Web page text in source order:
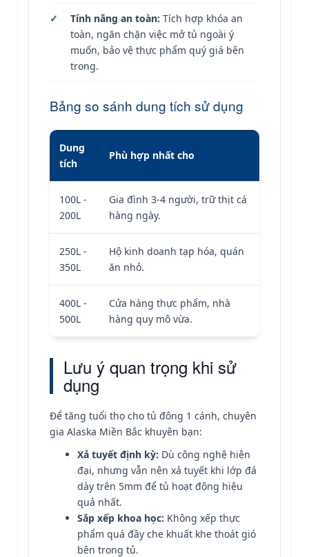
Tính năng an toàn: Tích hợp khóa an
toàn, ngăn chặn việc mở tủ ngoài ý
muốn, bảo vệ thực phẩm quý giá bên
trong.
Bảng so sánh dung tích sử dụng
Dung
tích
Phù hợp nhất cho
100L -
200L
Gia đình 3-4 người, trữ thịt cá
hàng ngày.
250L -
350L
Hộ kinh doanh tạp hóa, quán
ăn nhỏ.
400L -
500L
Cửa hàng thực phẩm, nhà
hàng quy mô vừa.
Lưu ý quan trọng khi sử
dụng
Để tăng tuổi thọ cho tủ đông 1 cánh, chuyên
gia Alaska Miền Bắc khuyên bạn:
Xả tuyết định kỳ: Dù công nghệ hiện
đại, nhưng vẫn nên xả tuyết khi lớp đá
dày trên 5mm để tủ hoạt động hiệu
quả nhất.
Sắp xếp khoa học: Không xếp thực
phẩm quá đầy che khuất khe thoát gió
bên trong tủ.